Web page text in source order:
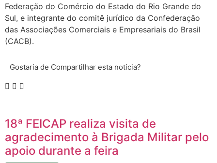
Federação do Comércio do Estado do Rio Grande do
Sul, e integrante do comitê jurídico da Confederação
das Associações Comerciais e Empresariais do Brasil
(CACB).
Gostaria de Compartilhar esta notícia?
18ª FEICAP realiza visita de
agradecimento à Brigada Militar pelo
apoio durante a feira